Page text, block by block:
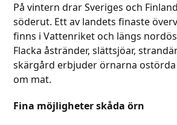
På vintern drar Sveriges och
söderut. Ett av landets finaste
finns i Vattenriket och längs
Flacka åstränder, slättsjöar,
skärgård erbjuder örnarna
om mat.
Fina möjligheter skåda örn